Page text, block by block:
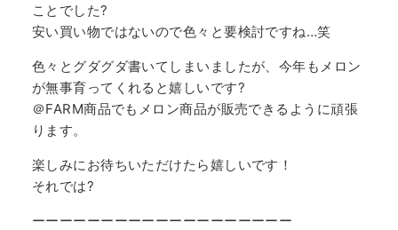
ことでした?
安い買い物ではないので色々と要検討ですね…笑
色々とグダグダ書いてしまいましたが、今年もメロン
が無事育ってくれると嬉しいです?
＠FARM商品でもメロン商品が販売できるように頑張
ります。
楽しみにお待ちいただけたら嬉しいです！
それでは?
ーーーーーーーーーーーーーーーーーーー